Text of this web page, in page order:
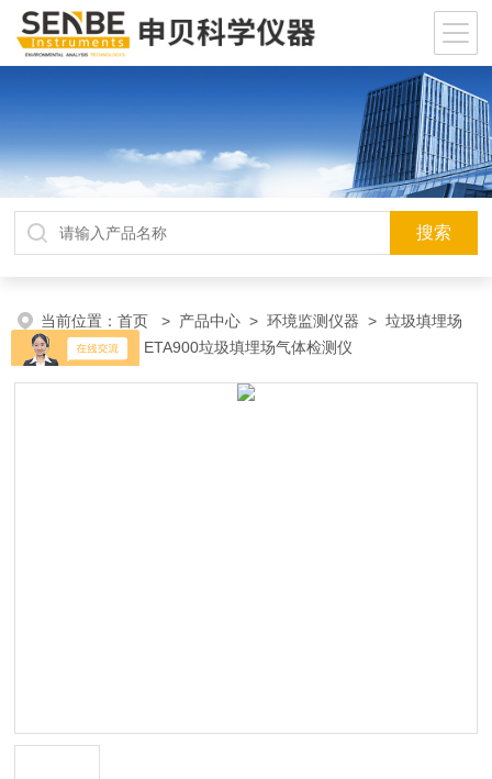
当前位置：首页 > 产品中心 >环境监测仪器 >垃圾填埋场
气体检测仪> ETA900垃圾填埋场气体检测仪